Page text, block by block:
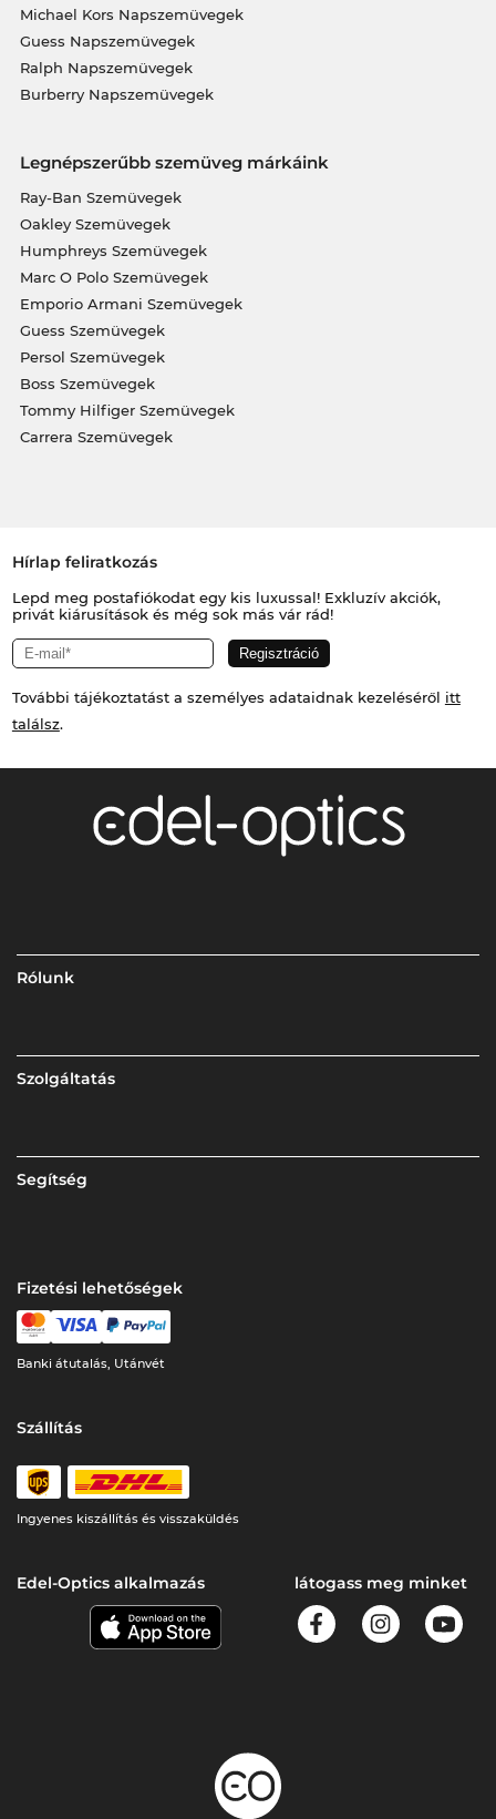
Michael Kors Napszemüvegek
Guess Napszemüvegek
Ralph Napszemüvegek
Burberry Napszemüvegek
Legnépszerűbb szemüveg márkáink
Ray-Ban Szemüvegek
Oakley Szemüvegek
Humphreys Szemüvegek
Marc O Polo Szemüvegek
Emporio Armani Szemüvegek
Guess Szemüvegek
Persol Szemüvegek
Boss Szemüvegek
Tommy Hilfiger Szemüvegek
Carrera Szemüvegek
Hírlap feliratkozás
Lepd meg postafiókodat egy kis luxussal! Exkluzív akciók,
privát kiárusítások és még sok más vár rád!
További tájékoztatást a személyes adataidnak kezeléséről itt
találsz.
Rólunk
Szolgáltatás
Segítség
Fizetési lehetőségek
Banki átutalás, Utánvét
Szállítás
Ingyenes kiszállítás és visszaküldés
Edel-Optics alkalmazás látogass meg minket